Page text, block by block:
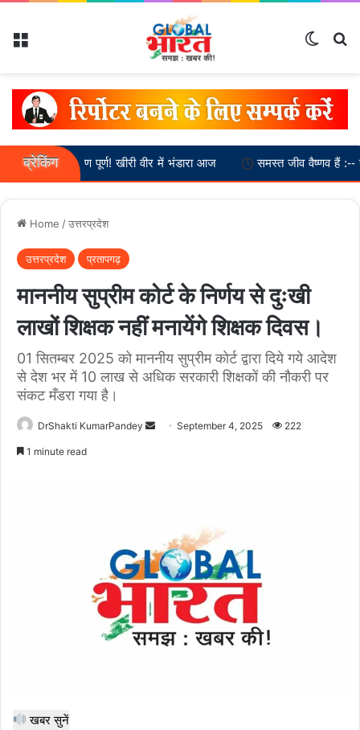
Menu
ब्रेकिंग
पूर्ण! खीरी वीर में भंडारा आज समस्त जीव वैष्णव हैं :-- स्वामी
Home /उत्तरप्रदेश
उत्तरप्रदेश प्रतापगढ़
माननीय सुप्रीम कोर्ट के निर्णय से दुःखी
लाखों शिक्षक नहीं मनायेंगे शिक्षक दिवस।
01 सितम्बर 2025 को माननीय सुप्रीम कोर्ट द्वारा दिये गये आदेश
से देश भर में 10 लाख से अधिक सरकारी शिक्षकों की नौकरी पर
संकट मँडरा गया है।
DrShakti KumarPandey
SendSeptember 4, 2025 222
1 minute read
खबर सुनें